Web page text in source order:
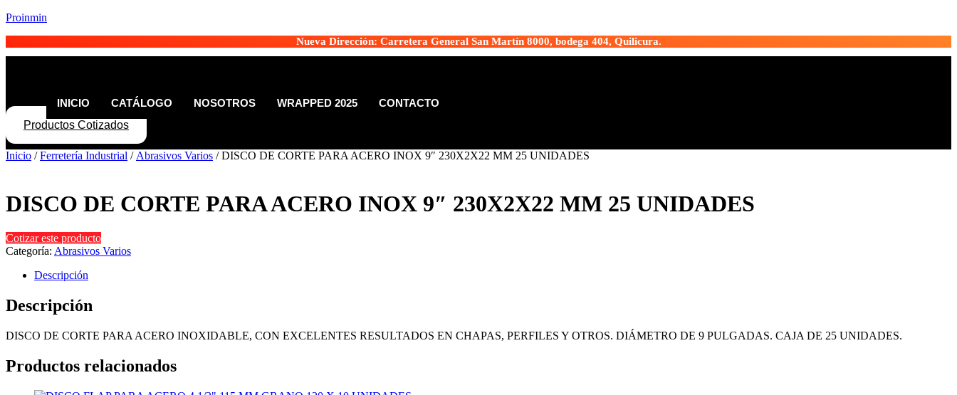
Proinmin
Nueva Dirección: Carretera General San Martín 8000, bodega 404, Quilicura.
INICIO CATÁLOGO NOSOTROS WRAPPED 2025
CONTACTO
Productos Cotizados
Inicio /Ferretería Industrial /Abrasivos Varios / DISCO DE CORTE PARA ACERO INOX 9″ 230X2X22 MM 25 UNIDADES
DISCO DE CORTE PARA ACERO INOX 9″ 230X2X22 MM 25 UNIDADES
Cotizar este producto
Categoría: Abrasivos Varios
Descripción
Descripción
DISCO DE CORTE PARA ACERO INOXIDABLE, CON EXCELENTES RESULTADOS EN CHAPAS, PERFILES Y OTROS. DIÁMETRO DE 9 PULGADAS. CAJA DE 25 UNIDADES.
Productos relacionados